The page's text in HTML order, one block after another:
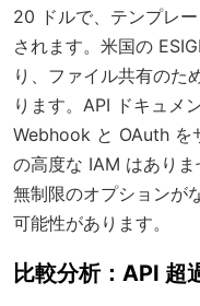
20 ドルで、テンプレ
されます。米国の
り、ファイル共有の
ります。API ドキュメ
Webhook と OAuth を
の高度な IAM はありま
無制限のオプションが
可能性があります。
比較分析：API 超